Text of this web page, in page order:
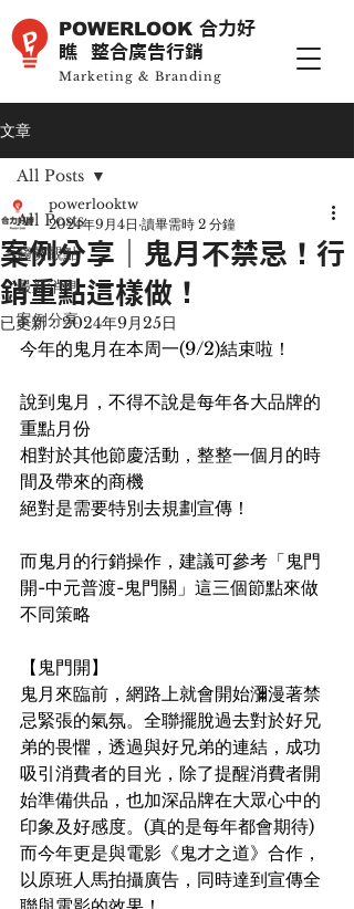
POWERLOOK 合力好
瞧 整合廣告行銷
Marketing & Branding
文章
All Posts
趨勢觀點
最新消息
案例分享
All Posts
案例分享｜鬼月不禁忌！行
銷重點這樣做！
powerlooktw
2024年9月4日 讀畢需時 2 分鐘
已更新：2024年9月25日
今年的鬼月在本周一(9/2)結束啦！
說到鬼月，不得不說是每年各大品牌的
重點月份
相對於其他節慶活動，整整一個月的時
間及帶來的商機
絕對是需要特別去規劃宣傳！
而鬼月的行銷操作，建議可參考「鬼門
開-中元普渡-鬼門關」這三個節點來做
不同策略
【鬼門開】
鬼月來臨前，網路上就會開始瀰漫著禁
忌緊張的氣氛。全聯擺脫過去對於好兄
弟的畏懼，透過與好兄弟的連結，成功
吸引消費者的目光，除了提醒消費者開
始準備供品，也加深品牌在大眾心中的
印象及好感度。(真的是每年都會期待)
而今年更是與電影《鬼才之道》合作，
以原班人馬拍攝廣告，同時達到宣傳全